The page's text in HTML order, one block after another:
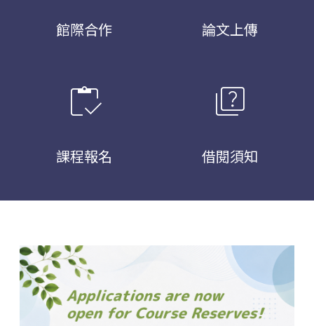
館際合作 論文上傳
inventory
課程報名
quiz
借閱須知